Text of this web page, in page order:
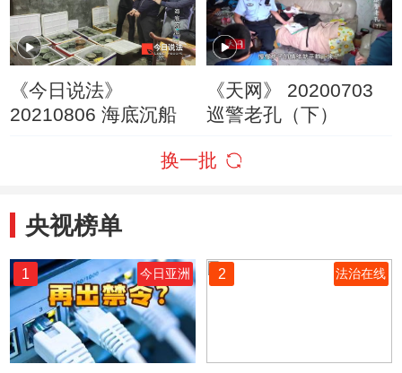
《今日说法》
20210806 海底沉船
《天网》 20200703
巡警老孔（下）
换一批
央视榜单
1 今日亚洲 2 法治在线